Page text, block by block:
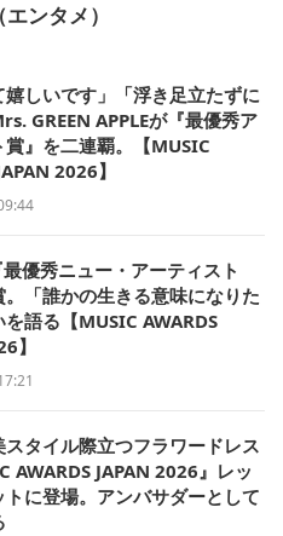
ンタメ）
嬉しいです」「浮き足立たずに
GREEN APPLEが『最優秀ア
賞』を二連覇。【MUSIC
2026】
優秀ニュー・アーティスト
。「誰かの生きる意味になりた
語る【MUSIC AWARDS
】
タイル際立つフラワードレス
AWARDS JAPAN 2026』レッ
トに登場。アンバサダーとして